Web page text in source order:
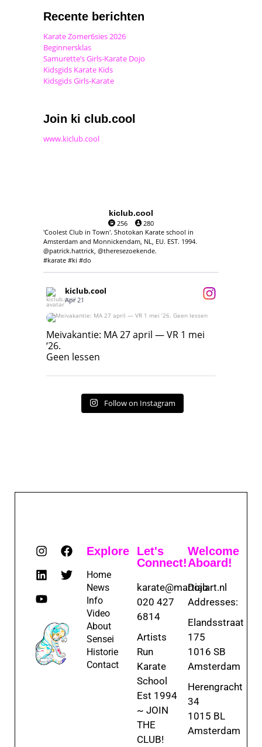
Recente berichten
Karate Zomer6sies 2026
Beginnersklas
Samurette’s Girls-Karate Dojo
Kidsgids Karate Kids
Kidsgids Girls-Karate
Join ki club.cool
www.kiclub.cool
kiclub.cool
256
280
'Coolest Club in Town'. Shotokan Karate school in
Amsterdam and Monnickendam, NL, EU. EST. 1994.
@patrick.hattrick, @theresezoekende.
#karate #ki #do
kiclub.cool
Apr 21
Meivakantie: MA 27 april — VR 1 mei ‘26.
Geen lessen
Meivakantie: MA 27 april — VR 1 mei
‘26.
Geen lessen
Follow on Instagram
Explore
Home
News
Info
Video
About
Sensei
Historie
Contact
Let's
Connect!
karate@martialart.nl
020 427
6814
Artists
Run
Karate
School
Est 1994
~ JOIN
THE
CLUB!
Welcome
Aboard!
Dojo
Addresses:
Elandsstraat
175
1016 SB
Amsterdam
Herengracht
34
1015 BL
Amsterdam